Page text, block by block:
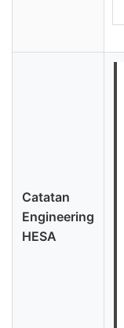
Catatan
Engineering
HESA